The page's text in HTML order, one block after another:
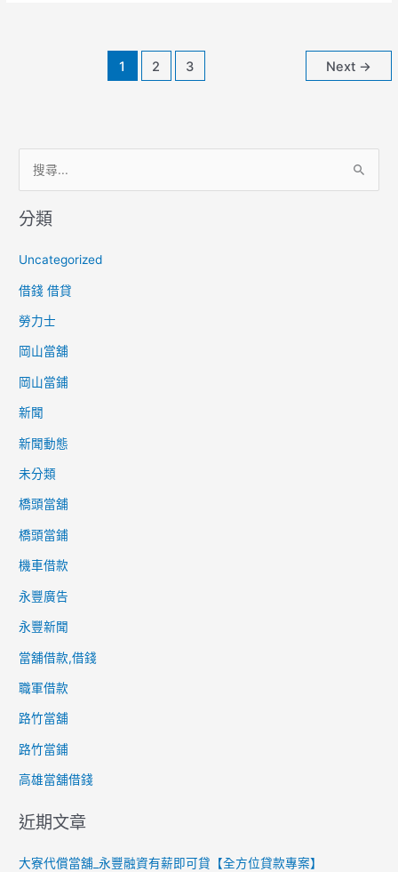
1 2 3 Next →
關
鍵
字
:
分類
Uncategorized
借錢 借貸
勞力士
岡山當舖
岡山當鋪
新聞
新聞動態
未分類
橋頭當舖
橋頭當鋪
機車借款
永豐廣告
永豐新聞
當舖借款,借錢
職軍借款
路竹當舖
路竹當鋪
高雄當舖借錢
近期文章
大寮代償當舖_永豐融資有薪即可貸【全方位貸款專案】